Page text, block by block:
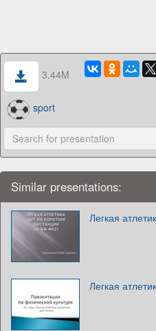
3.44M
sport
Similar presentations:
Легкая
Легкая